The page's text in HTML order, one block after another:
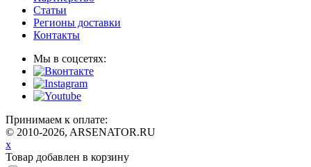
Статьи
Регионы доставки
Контакты
Мы в соцсетях:
Принимаем к оплате:
© 2010-2026, ARSENATOR.RU
x
Товар добавлен в корзину